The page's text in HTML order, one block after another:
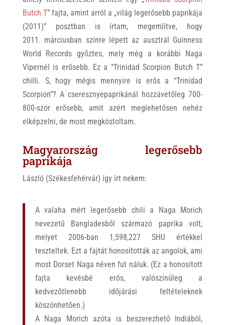
Butch T” fajta, amint arról a „világ legerősebb paprikája
(2011)” posztban is írtam, megemlítve, hogy
2011. márciusban színre lépett az ausztrál Guinness
World Records győztes, mely még a korábbi Naga
Vipernél is erősebb. Ez a “Trinidad Scorpion Butch T”
chilli. S, hogy mégis mennyire is erős a “Trinidad
Scorpion”? A cseresznyepaprikánál hozzávetőleg 700-
800-szor erősebb, amit azért meglehetősen nehéz
elképzelni, de most megkóstoltam.
Magyarország legerősebb
paprikája
László (Székesfehérvár) így írt nekem:
A valaha mért legerősebb chili a Naga Morich
nevezetű Bangladesből származó paprika volt,
melyet 2006-ban 1,598,227 SHU értékkel
teszteltek. Ezt a fajtát honosították az angolok, ami
most Dorset Naga néven fut náluk. (Ez a honosított
fajta kevésbé erős, valószínűleg a
kedvezőtlenebb időjárási feltételeknek
köszönhetően.)
A Naga Morich azóta is beszerezhető Indiából,